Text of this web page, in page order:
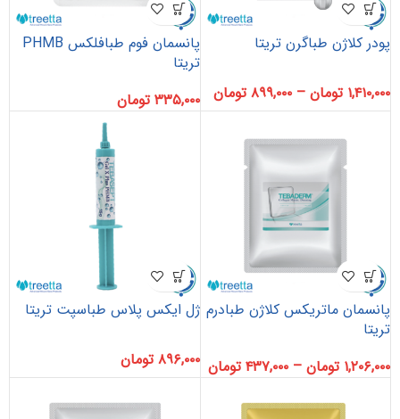
پودر کلاژن طباگرن تریتا
۱,۴۱۰,۰۰۰ تومان – ۸۹۹,۰۰۰ تومان
پانسمان فوم طبافلکس PHMB
تریتا
۳۳۵,۰۰۰ تومان
پانسمان ماتریکس کلاژن طبادرم
تریتا
۱,۲۰۶,۰۰۰ تومان – ۴۳۷,۰۰۰ تومان
ژل ایکس پلاس طباسپت تریتا
۸۹۶,۰۰۰ تومان